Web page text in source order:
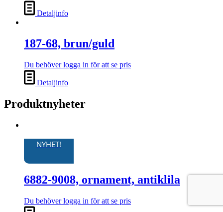
Detaljinfo
187-68, brun/guld
Du behöver logga in för att se pris
Detaljinfo
Produktnyheter
NYHET!
6882-9008, ornament, antiklila
Du behöver logga in för att se pris